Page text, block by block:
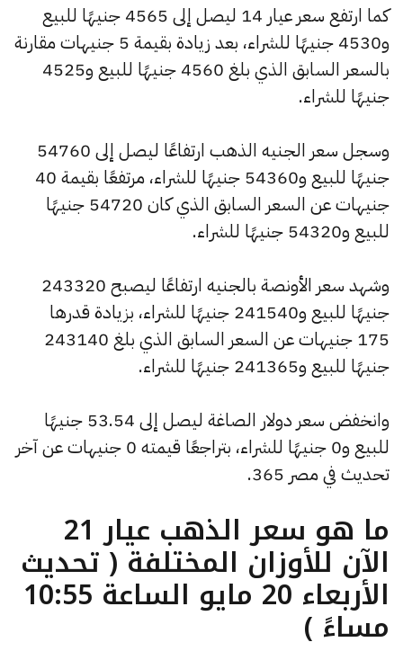
كما ارتفع سعر عيار 14 ليصل إلى 4565 جنيهًا للبيع
و4530 جنيهًا للشراء، بعد زيادة بقيمة 5 جنيهات مقارنة
بالسعر السابق الذي بلغ 4560 جنيهًا للبيع و4525
جنيهًا للشراء.
وسجل سعر الجنيه الذهب ارتفاعًا ليصل إلى 54760
جنيهًا للبيع و54360 جنيهًا للشراء، مرتفعًا بقيمة 40
جنيهات عن السعر السابق الذي كان 54720 جنيهًا
للبيع و54320 جنيهًا للشراء.
وشهد سعر الأونصة بالجنيه ارتفاعًا ليصبح 243320
جنيهًا للبيع و241540 جنيهًا للشراء، بزيادة قدرها
175 جنيهات عن السعر السابق الذي بلغ 243140
جنيهًا للبيع و241365 جنيهًا للشراء.
وانخفض سعر دولار الصاغة ليصل إلى 53.54 جنيهًا
للبيع و0 جنيهًا للشراء، بتراجعًا قيمته 0 جنيهات عن آخر
تحديث في مصر 365.
ما هو سعر الذهب عيار 21
الآن للأوزان المختلفة ( تحديث
الأربعاء 20 مايو الساعة 10:55
مساءً )